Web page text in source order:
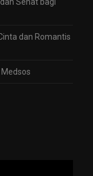
dan Romantis